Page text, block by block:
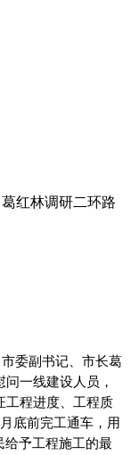
葛红林调研二环路
委副书记、市长葛
一线建设人员，
工程进度、工程质
底前完工通车，用
给予工程施工的最